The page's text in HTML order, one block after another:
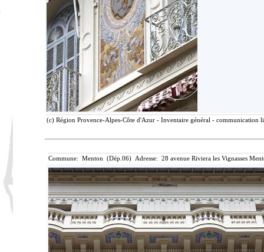
(c) Région Provence-Alpes-Côte d'Azur - Inventaire général - communication
Commune: Menton (Dép.06) Adresse: 28 avenue Riviera les Vignasses